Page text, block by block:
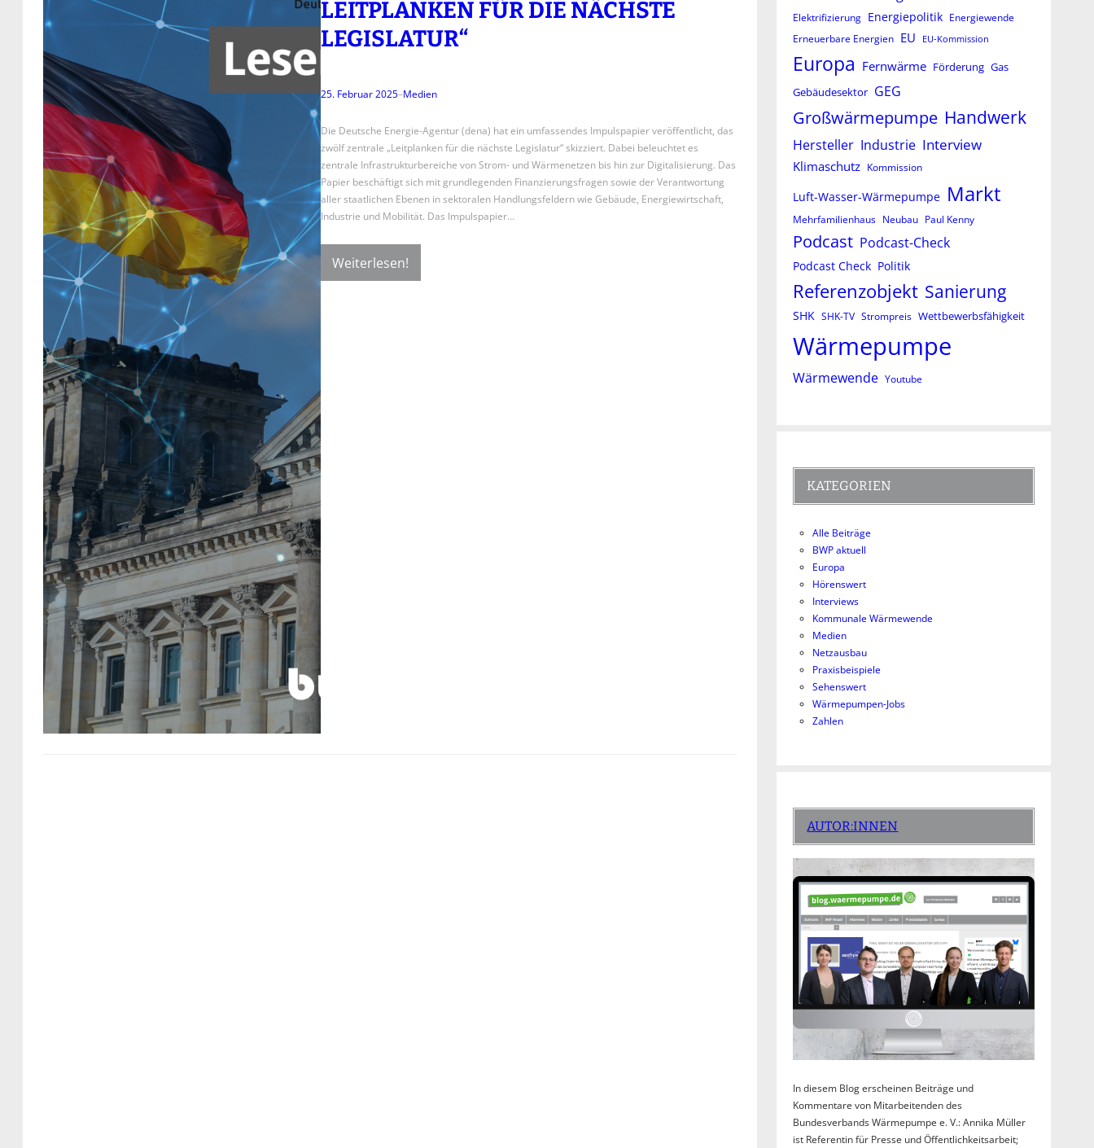
LEITPLANKEN FÜR DIE NÄCHSTE
LEGISLATUR“
25. Februar 2025–Medien
Die Deutsche Energie-Agentur (dena) hat ein umfassendes Impulspapier veröffentlicht, das
zwölf zentrale „Leitplanken für die nächste Legislatur“ skizziert. Dabei beleuchtet es
zentrale Infrastrukturbereiche von Strom- und Wärmenetzen bis hin zur Digitalisierung. Das
Papier beschäftigt sich mit grundlegenden Finanzierungsfragen sowie der Verantwortung
aller staatlichen Ebenen in sektoralen Handlungsfeldern wie Gebäude, Energiewirtschaft,
Industrie und Mobilität. Das Impulspapier…
Weiterlesen!
Elektrifizierung Energiepolitik Energiewende
Erneuerbare Energien EU EU-Kommission
Europa Fernwärme Förderung Gas
Gebäudesektor GEG
Großwärmepumpe Handwerk
Hersteller Industrie Interview
Klimaschutz Kommission
Luft-Wasser-Wärmepumpe Markt
Mehrfamilienhaus Neubau Paul Kenny
Podcast Podcast-Check
Podcast Check Politik
Referenzobjekt Sanierung
SHK SHK-TV Strompreis Wettbewerbsfähigkeit
Wärmepumpe
Wärmewende Youtube
KATEGORIEN
Alle Beiträge
BWP aktuell
Europa
Hörenswert
Interviews
Kommunale Wärmewende
Medien
Netzausbau
Praxisbeispiele
Sehenswert
Wärmepumpen-Jobs
Zahlen
AUTOR:INNEN
In diesem Blog erscheinen Beiträge und
Kommentare von Mitarbeitenden des
Bundesverbands Wärmepumpe e. V.: Annika Müller
ist Referentin für Presse und Öffentlichkeitsarbeit;